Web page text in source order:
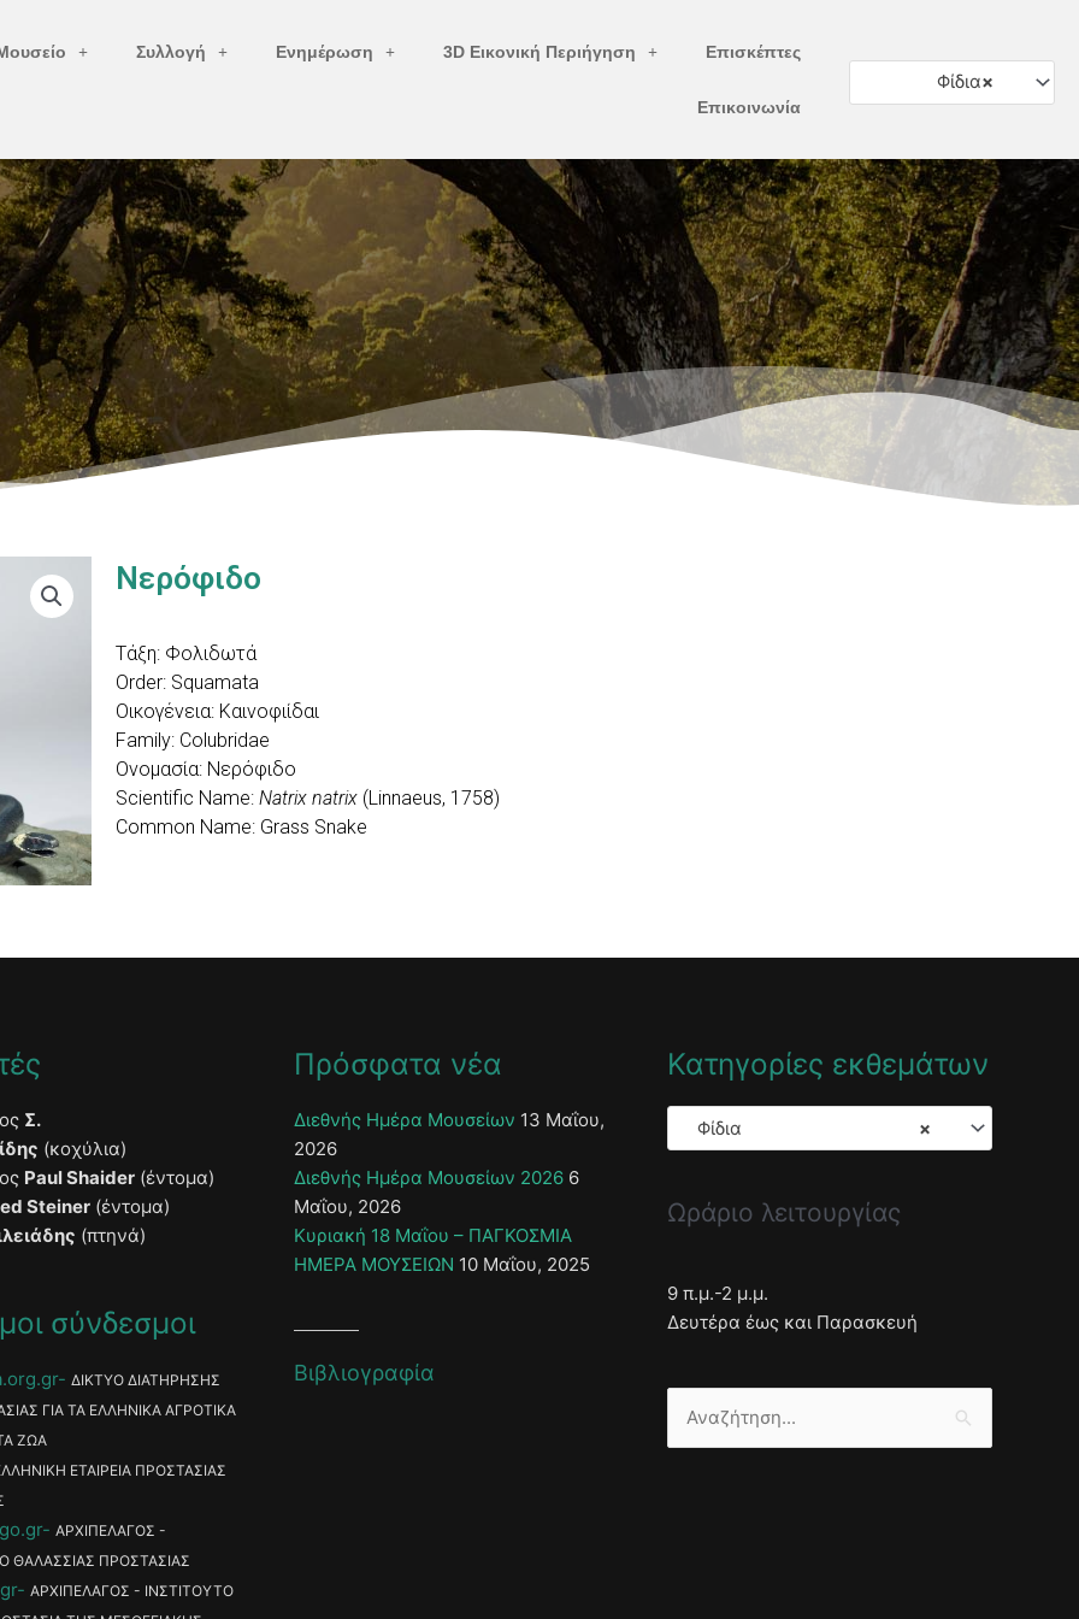
Συλλογή Ενημέρωση 3D Εικονική Περιήγηση Επισκέπτες
Επικοινωνία
×
Φίδια
Νερόφιδο
Τάξη: Φολιδωτά
Order: Squamata
Οικογένεια: Καινοφιίδαι
Family: Colubridae
Ονομασία: Νερόφιδο
Scientific Name: Natrix natrix (Linnaeus, 1758)
Common Name: Grass Snake
Σ.
(κοχύλια)
Paul Shaider (έντομα)
Steiner (έντομα)
(πτηνά)
σύνδεσμοι
ΔΙΚΤΥΟ ΔΙΑΤΗΡΗΣΗΣ
ΓΙΑ ΤΑ ΕΛΛΗΝΙΚΑ ΑΓΡΟΤΙΚΑ
ΖΩΑ
ΕΤΑΙΡΕΙΑ ΠΡΟΣΤΑΣΙΑΣ
ΑΡΧΙΠΕΛΑΓΟΣ -
ΘΑΛΑΣΣΙΑΣ ΠΡΟΣΤΑΣΙΑΣ
ΑΡΧΙΠΕΛΑΓΟΣ - ΙΝΣΤΙΤΟΥΤΟ
Πρόσφατα νέα
Διεθνής Ημέρα Μουσείων 13 Μαΐου,
2026
Διεθνής Ημέρα Μουσείων 2026 6
Μαΐου, 2026
Κυριακή 18 Μαΐου – ΠΑΓΚΟΣΜΙΑ
ΗΜΕΡΑ ΜΟΥΣΕΙΩΝ 10 Μαΐου, 2025
Βιβλιογραφία
Κατηγορίες εκθεμάτων
×
Φίδια
Ωράριο λειτουργίας
9 π.μ.-2 μ.μ.
Δευτέρα έως και Παρασκευή
Αναζήτηση
για: